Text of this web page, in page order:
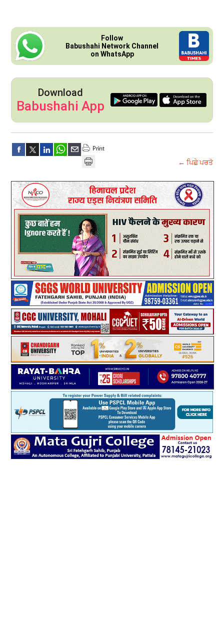
Follow
Babushahi Network Channel
on WhatsApp
Download
Babushahi App
← ਪਿਛੇ ਪਰਤੋ